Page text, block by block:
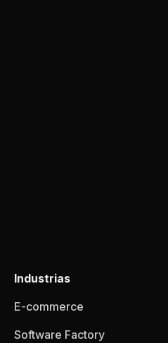
Industrias
E-commerce
Software Factory